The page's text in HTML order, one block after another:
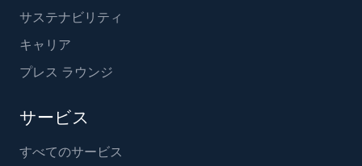
サステナビリティ
キャリア
プレス ラウンジ
サービス
すべてのサービス